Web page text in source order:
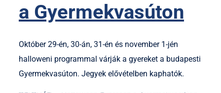
a Gyermekvasúton
Október 29-én, 30-án, 31-én és november 1-jén
halloweni programmal várják a gyereket a budapesti
Gyermekvasúton. Jegyek elővételben kaphatók.